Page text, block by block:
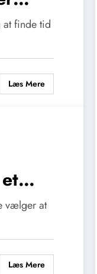
finde tid
Læs Mere
vælger at
Læs Mere